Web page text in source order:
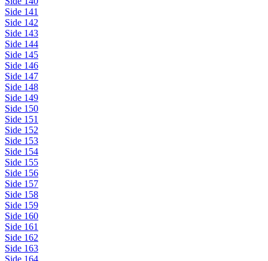
Side 141
Side 142
Side 143
Side 144
Side 145
Side 146
Side 147
Side 148
Side 149
Side 150
Side 151
Side 152
Side 153
Side 154
Side 155
Side 156
Side 157
Side 158
Side 159
Side 160
Side 161
Side 162
Side 163